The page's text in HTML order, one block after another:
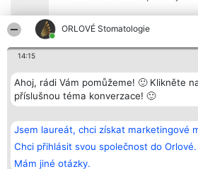
ORLOVÉ Stomatologie
14:15
Ahoj, rádi Vám pomůžeme! 🙂 Klikněte
příslušnou téma konverzace! 🙂
Jsem laureát, chci získat marketingové
Chci přihlásit svou společnost do Orlové.
Mám jiné otázky.
Organizátor hlasování
Bright Side Solutions sp. z o.
o. sp. k.
ul. Ruska 22
KRS 0000749100 | Regon
381313360 | NIP 8943132676
Plebiscyt
Vítězové
Seznam všech
laureátů
Pravidla
Zásady
ochrany